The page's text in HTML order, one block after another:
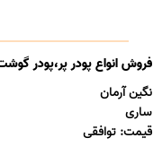
فروش انواع پودر پر،پودر
نگین آرمان
ساری
قیمت: توافقی